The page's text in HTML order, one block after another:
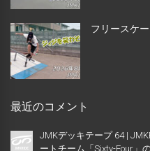
フリースケ
最近のコメント
JMKデッキテープ 64 |
ートチーム「Sixty-Four」の